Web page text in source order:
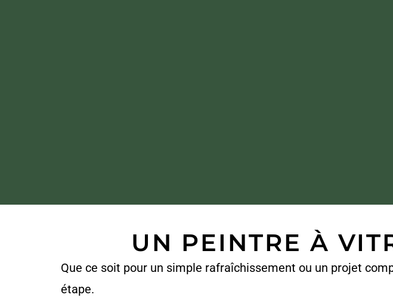
UN PEINTRE À
Que ce soit pour un simple rafraîchissement ou un projet
étape.